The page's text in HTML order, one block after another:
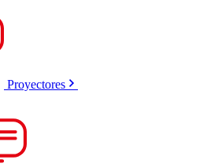
Proyectores